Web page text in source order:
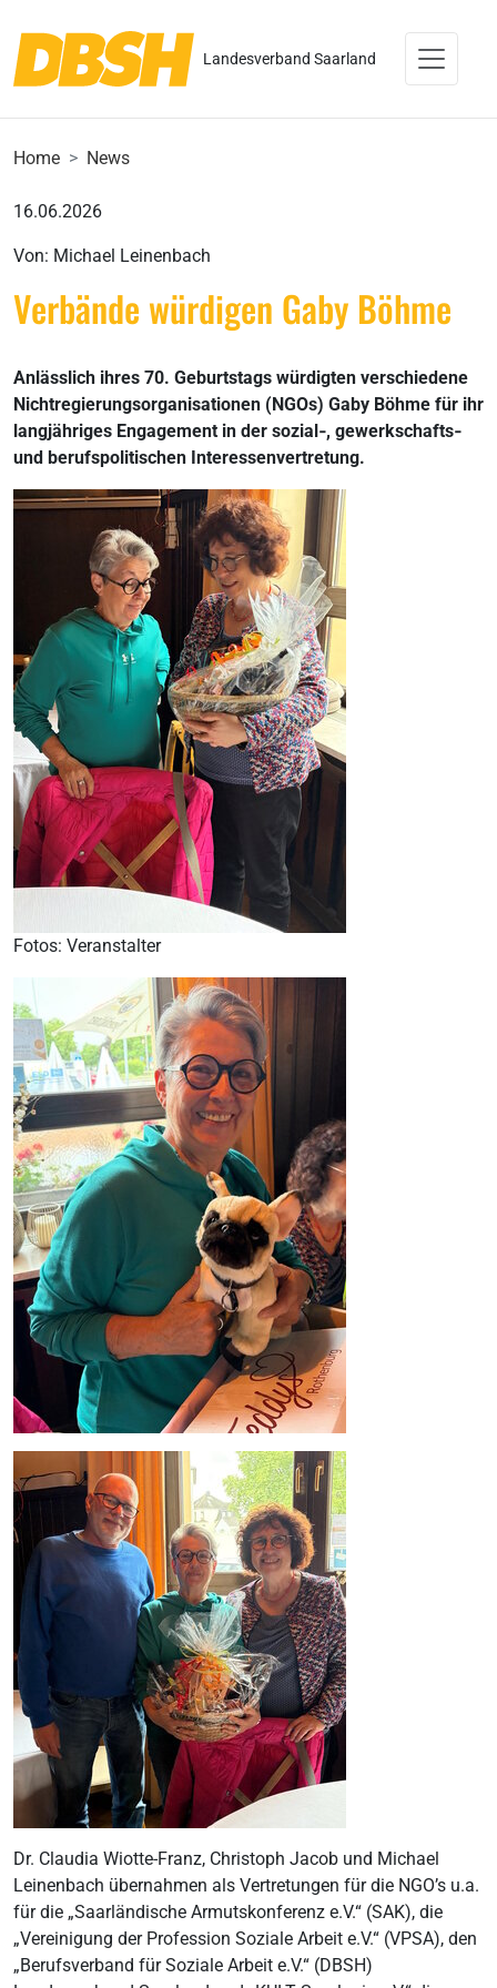
Landesverband Saarland
Home News
16.06.2026
Von: Michael Leinenbach
Verbände würdigen Gaby Böhme
Anlässlich ihres 70. Geburtstags würdigten verschiedene
Nichtregierungsorganisationen (NGOs) Gaby Böhme für ihr
langjähriges Engagement in der sozial‑, gewerkschafts‑
und berufspolitischen Interessenvertretung.
Fotos: Veranstalter
Dr. Claudia Wiotte-Franz, Christoph Jacob und Michael
Leinenbach übernahmen als Vertretungen für die NGO’s u.a.
für die „Saarländische Armutskonferenz e.V.“ (SAK), die
„Vereinigung der Profession Soziale Arbeit e.V.“ (VPSA), den
„Berufsverband für Soziale Arbeit e.V.“ (DBSH)